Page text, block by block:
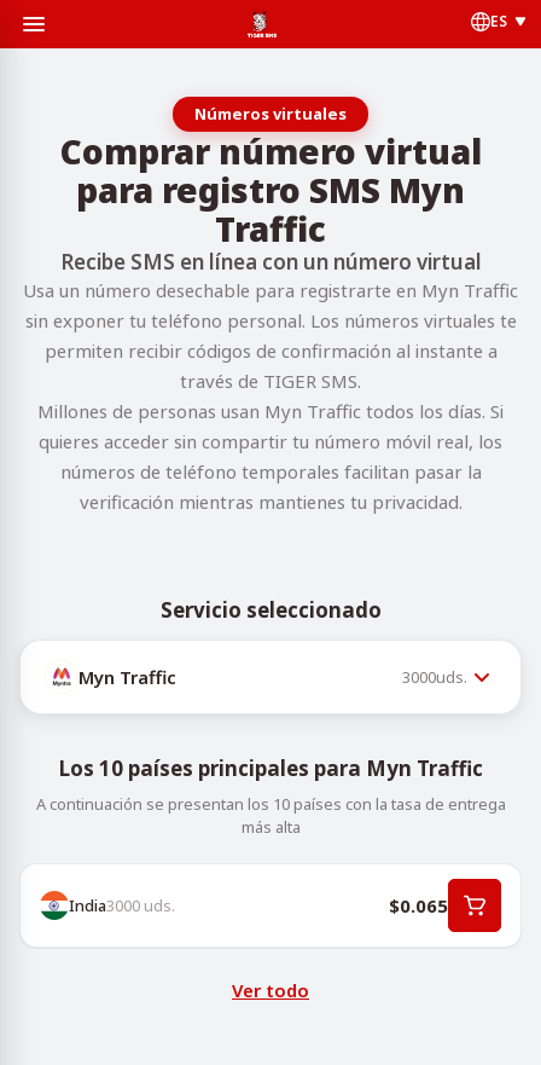
ES
Números virtuales
Comprar número virtual
para registro SMS Myn
Traffic
Recibe SMS en línea con un número virtual
Usa un número desechable para registrarte en Myn Traffic
sin exponer tu teléfono personal. Los números virtuales te
permiten recibir códigos de confirmación al instante a
través de TIGER SMS.
Millones de personas usan Myn Traffic todos los días. Si
quieres acceder sin compartir tu número móvil real, los
números de teléfono temporales facilitan pasar la
verificación mientras mantienes tu privacidad.
Servicio seleccionado
Myn Traffic 3000uds.
Los 10 países principales para Myn Traffic
A continuación se presentan los 10 países con la tasa de entrega
más alta
India3000 uds. $0.065
Ver todo